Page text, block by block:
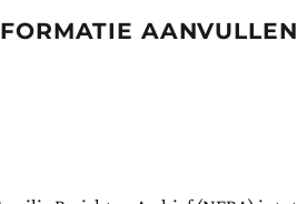
AANVULLEN